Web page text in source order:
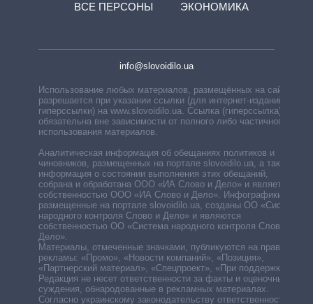
ВСЕ ПЕРСОНЫ
ЭКОНОМИКА
info@slovoidilo.ua
Использование любых материалов, размещённых на сайте,
разрешается при указании ссылки (для интернет-изданий —
гиперссылки) на www.slovoidilo.ua. Ссылка (гиперссылка)
обязательна вне зависимости от полного либо частичного
использования материалов.
Аналитическая информация об обещаниях политиков и
чиновников, размещенных на портале slovoidilo.ua, а также
информация о состоянии выполнения этих обещаний,
собрана и обработана ООО «ИА Слово и Дело» и является
собственностью ООО «ИА Слово и Дело». Инфографики,
размещенные на портале slovoidilo.ua, созданы ОО «Система
народного контроля Слово и Дело» и являются
собственностью ОО «Система народного контроля Слово и
Дело».
Материалы, отмеченные значками, публикуются на правах
рекламы: «Промо», «Новости компаний», «Позиция»,
«Партнерский материал», «Спецпроект», «При поддержке».
Редакция не несет ответственности за факты и оценочные
суждения, обнародованные в рекламных материалах.
Согласно украинскому законодательству ответственность за